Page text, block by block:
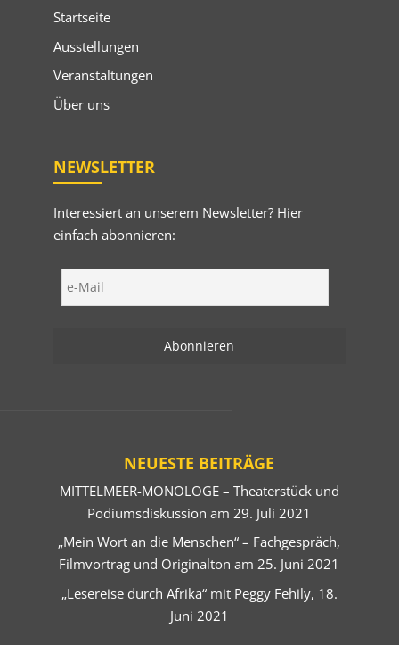
Startseite
Ausstellungen
Veranstaltungen
Über uns
NEWSLETTER
Interessiert an unserem Newsletter? Hier
einfach abonnieren:
NEUESTE BEITRÄGE
MITTELMEER-MONOLOGE – Theaterstück und
Podiumsdiskussion am 29. Juli 2021
„Mein Wort an die Menschen“ – Fachgespräch,
Filmvortrag und Originalton am 25. Juni 2021
„Lesereise durch Afrika“ mit Peggy Fehily, 18.
Juni 2021